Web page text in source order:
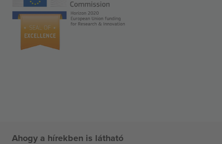
Ahogy a hírekben is látható